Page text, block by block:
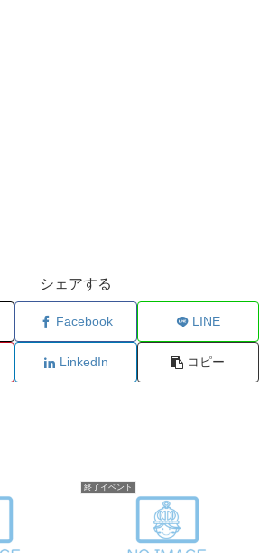
シェアする
Facebook LINE
LinkedIn コピー
終了イベント